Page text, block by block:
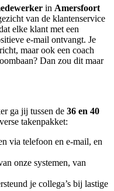
in Amersfoort
van de klantenservice
elke klant met een
e-mail ontvangt. Je
maar ook een coach
Dan zou dit maar
ga jij tussen de 36 en 40
takenpakket:
via telefoon en e-mail, en
onze systemen, van
je collega’s bij lastige